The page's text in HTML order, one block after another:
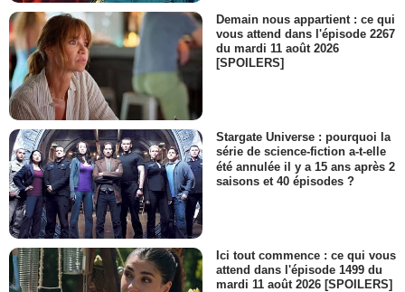
Demain nous appartient : ce qui
vous attend dans l'épisode 2267
du mardi 11 août 2026
[SPOILERS]
Stargate Universe : pourquoi la
série de science-fiction a-t-elle
été annulée il y a 15 ans après 2
saisons et 40 épisodes ?
Ici tout commence : ce qui vous
attend dans l'épisode 1499 du
mardi 11 août 2026 [SPOILERS]